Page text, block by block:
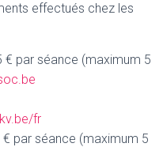
effectués chez les
€ par séance (maximum 5
fr
€ par séance (maximum 5